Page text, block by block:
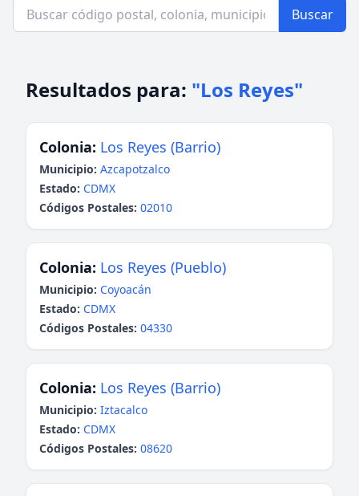
Buscar
Resultados para: "Los Reyes"
Colonia: Los Reyes (Barrio)
Municipio: Azcapotzalco
Estado: CDMX
Códigos Postales: 02010
Colonia: Los Reyes (Pueblo)
Municipio: Coyoacán
Estado: CDMX
Códigos Postales: 04330
Colonia: Los Reyes (Barrio)
Municipio: Iztacalco
Estado: CDMX
Códigos Postales: 08620